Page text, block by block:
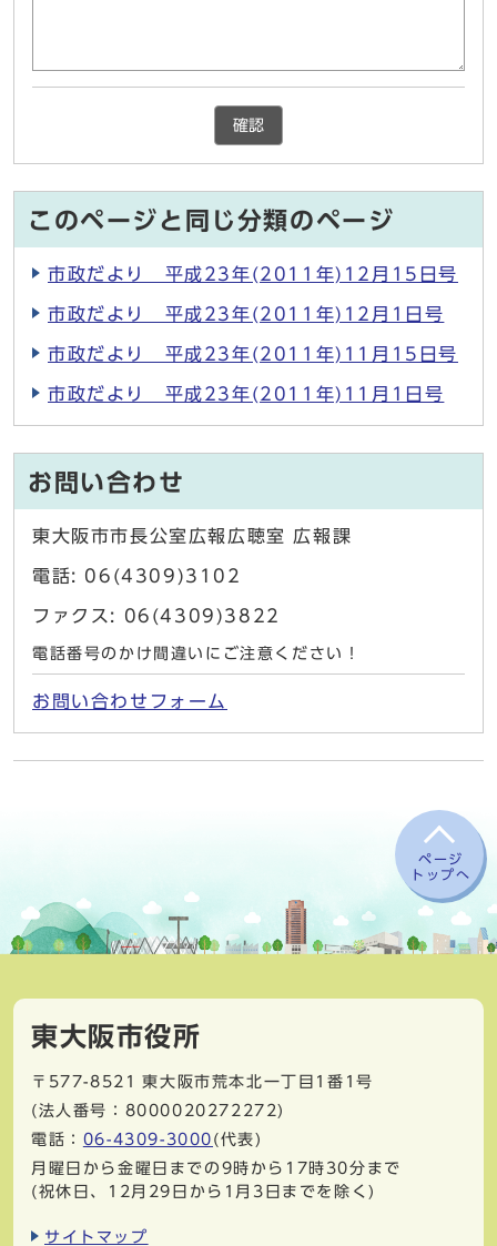
確認
このページと同じ分類のページ
市政だより 平成23年(2011年)12月15日号
市政だより 平成23年(2011年)12月1日号
市政だより 平成23年(2011年)11月15日号
市政だより 平成23年(2011年)11月1日号
お問い合わせ
東大阪市市長公室広報広聴室 広報課
電話: 06(4309)3102
ファクス: 06(4309)3822
電話番号のかけ間違いにご注意ください！
お問い合わせフォーム
ページ
トップへ
東大阪市役所
〒577-8521
東大阪市荒本北一丁目1番1号
(法人番号：8000020272272)
電話： 06-4309-3000 (代表)
月曜日から金曜日までの9時から17時30分まで
(祝休日、12月29日から1月3日までを除く)
サイトマップ